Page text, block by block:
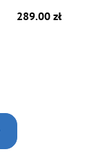
289.00 zł